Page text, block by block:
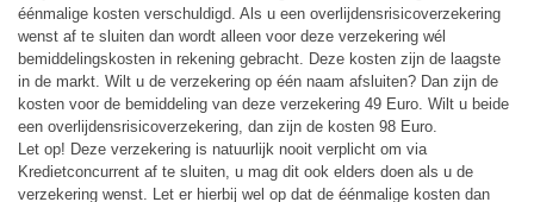
éénmalige kosten verschuldigd. Als u een overlijdensrisicoverzekering
wenst af te sluiten dan wordt alleen voor deze verzekering wél
bemiddelingskosten in rekening gebracht. Deze kosten zijn de laagste
in de markt. Wilt u de verzekering op één naam afsluiten? Dan zijn de
kosten voor de bemiddeling van deze verzekering 49 Euro. Wilt u beide
een overlijdensrisicoverzekering, dan zijn de kosten 98 Euro.
Let op! Deze verzekering is natuurlijk nooit verplicht om via
Kredietconcurrent af te sluiten, u mag dit ook elders doen als u de
verzekering wenst. Let er hierbij wel op dat de éénmalige kosten dan